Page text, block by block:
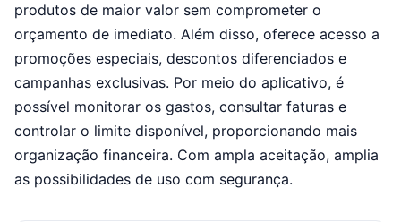
produtos de maior valor sem comprometer o
orçamento de imediato. Além disso, oferece acesso a
promoções especiais, descontos diferenciados e
campanhas exclusivas. Por meio do aplicativo, é
possível monitorar os gastos, consultar faturas e
controlar o limite disponível, proporcionando mais
organização financeira. Com ampla aceitação, amplia
as possibilidades de uso com segurança.